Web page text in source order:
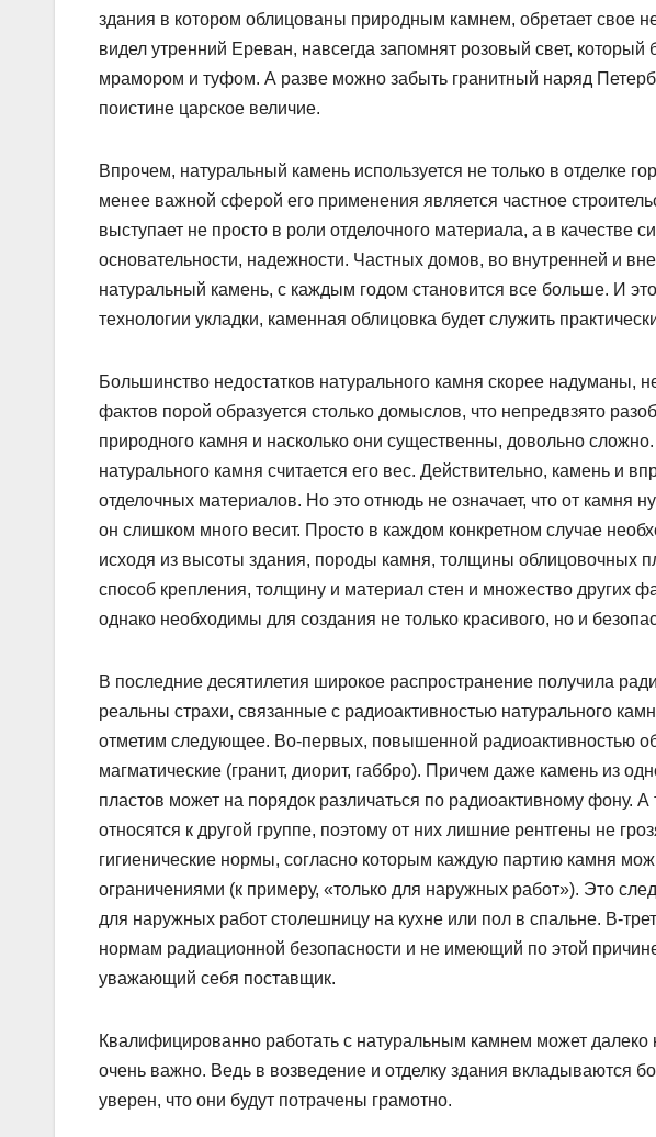
здания в котором облицованы природным камнем, обретает свое
видел утренний Ереван, навсегда запомнят розовый свет,
мрамором и туфом. А разве можно забыть гранитный наряд
поистине царское величие.
Впрочем, натуральный камень используется не только в отделке
менее важной сферой его применения является частное
выступает не просто в роли отделочного материала, а в качестве
основательности, надежности. Частных домов, во внутренней и
натуральный камень, с каждым годом становится все больше. И
технологии укладки, каменная облицовка будет служить
Большинство недостатков натурального камня скорее надуманы,
фактов порой образуется столько домыслов, что непредвзято
природного камня и насколько они существенны, довольно
натурального камня считается его вес. Действительно, камень и
отделочных материалов. Но это отнюдь не означает, что от камня
он слишком много весит. Просто в каждом конкретном случае
исходя из высоты здания, породы камня, толщины облицовочных
способ крепления, толщину и материал стен и множество других
однако необходимы для создания не только красивого, но и
В последние десятилетия широкое распространение получила
реальны страхи, связанные с радиоактивностью натурального
отметим следующее. Во-первых, повышенной радиоактивностью
магматические (гранит, диорит, габбро). Причем даже камень из
пластов может на порядок различаться по радиоактивному фону.
относятся к другой группе, поэтому от них лишние рентгены не
гигиенические нормы, согласно которым каждую партию камня
ограничениями (к примеру, «только для наружных работ»). Это
для наружных работ столешницу на кухне или пол в спальне. В-
нормам радиационной безопасности и не имеющий по этой
уважающий себя поставщик.
Квалифицированно работать с натуральным камнем может далеко
очень важно. Ведь в возведение и отделку здания вкладываются
уверен, что они будут потрачены грамотно.